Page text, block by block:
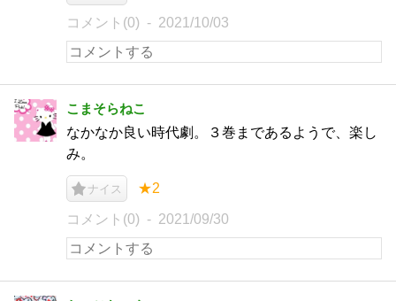
コメント(0) 2021/10/03
こまそらねこ
なかなか良い時代劇。３巻まであるようで、楽し
み。
ナイス ★2
コメント(0) 2021/09/30